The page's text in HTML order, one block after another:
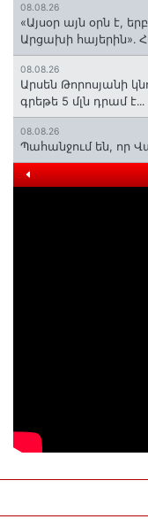
08.08.26
«Այսօր այն օրն է,
Արցախի հայերին»․
08.08.26
Արսեն Թորոսյանի
գրեթե 5 մլն դրամ է․․․
08.08.26
Պահանջում են, որ